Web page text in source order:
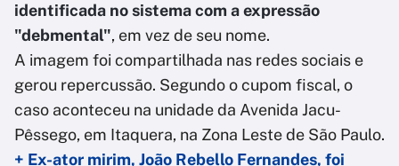
identificada no sistema com a expressão
"debmental", em vez de seu nome.
A imagem foi compartilhada nas redes sociais e
gerou repercussão. Segundo o cupom fiscal, o
caso aconteceu na unidade da Avenida Jacu-
Pêssego, em Itaquera, na Zona Leste de São Paulo.
+ Ex-ator mirim, João Rebello Fernandes, foi